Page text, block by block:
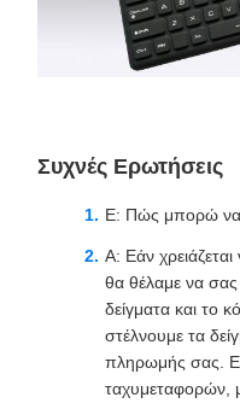
Συχνές Ερωτήσεις
Ε: Πώς μπορώ να
Α: Εάν χρειάζεται
θα θέλαμε να
δείγματα και το
στέλνουμε τα
πληρωμής σας.
ταχυμεταφορών,